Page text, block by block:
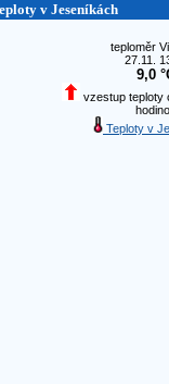
v Jeseníkách
teploměr
27.11.
9,0
vzestup teploty
Teploty v